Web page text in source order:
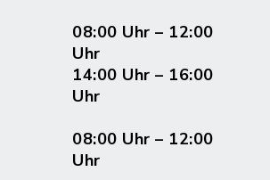
08:00 Uhr – 12:00
Uhr
14:00 Uhr – 16:00
Uhr
08:00 Uhr – 12:00
Uhr